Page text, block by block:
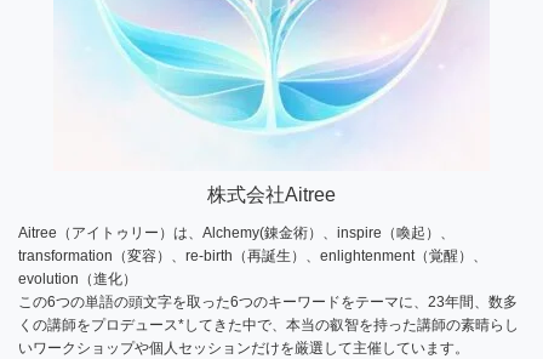
株式会社Aitree
Aitree（アイトゥリー）は、Alchemy(錬金術）、inspire（喚起）、
transformation（変容）、re-birth（再誕生）、enlightenment（覚醒）、
evolution（進化）
この6つの単語の頭文字を取った6つのキーワードをテーマに、23年間、数多
くの講師をプロデュース*してきた中で、本当の叡智を持った講師の素晴らし
いワークショップや個人セッションだけを厳選して主催しています。